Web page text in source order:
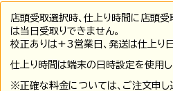
店頭受取選択時、仕上り時間に店頭
は当日受取りできません。
校正ありは+3営業日、発送は仕上り
仕上り時間は端末の日時設定を使用し
※正確な料金については、ご注文申